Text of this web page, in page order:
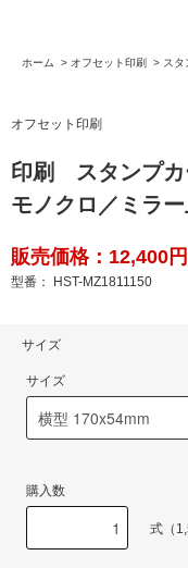
ホーム > オフセット印刷 > スタ
オフセット印刷
印刷 スタンプカ
モノクロ／ミラ
販売価格：12,400
型番： HST-MZ1811150
サイズ
サイズ
購入数
式（